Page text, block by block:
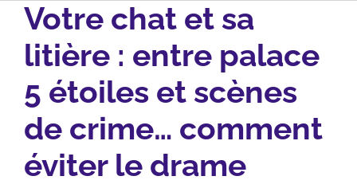
Votre chat et sa
litière : entre palace
5 étoiles et scènes
de crime… comment
éviter le drame